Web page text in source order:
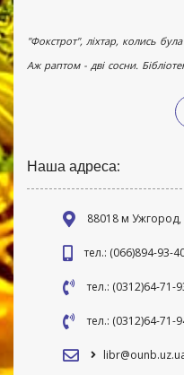
"Фокстрот", ліхтар, колись
Аж раптом - дві сосни.
Наша адреса:
88018 м
тел.: (066)894-93-
тел.: (0312)64-71-
тел.: (0312)64-71-